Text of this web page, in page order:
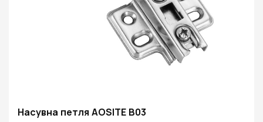
Насувна петля AOSITE B03